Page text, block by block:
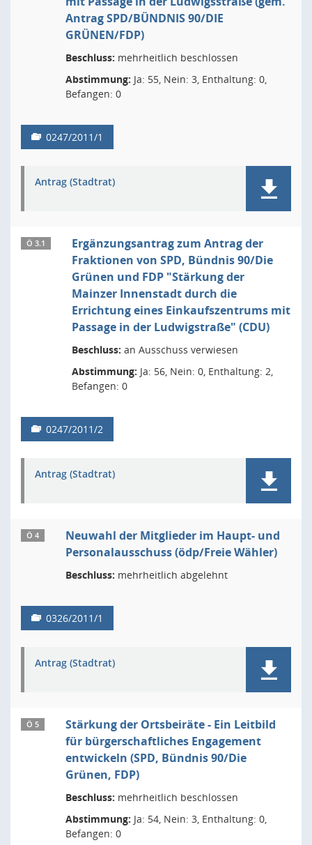
Antrag SPD/BÜNDNIS 90/DIE
GRÜNEN/FDP)
Beschluss: mehrheitlich beschlossen
Abstimmung: Ja: 55, Nein: 3, Enthaltung: 0,
Befangen: 0
0247/2011/1
Antrag (Stadtrat)
Ö 3.1
Ergänzungsantrag zum Antrag der
Fraktionen von SPD, Bündnis 90/Die
Grünen und FDP "Stärkung der
Mainzer Innenstadt durch die
Errichtung eines Einkaufszentrums mit
Passage in der Ludwigstraße" (CDU)
Beschluss: an Ausschuss verwiesen
Abstimmung: Ja: 56, Nein: 0, Enthaltung: 2,
Befangen: 0
0247/2011/2
Antrag (Stadtrat)
Ö 4
Neuwahl der Mitglieder im Haupt- und
Personalausschuss (ödp/Freie Wähler)
Beschluss: mehrheitlich abgelehnt
0326/2011/1
Antrag (Stadtrat)
Ö 5
Stärkung der Ortsbeiräte - Ein Leitbild
für bürgerschaftliches Engagement
entwickeln (SPD, Bündnis 90/Die
Grünen, FDP)
Beschluss: mehrheitlich beschlossen
Abstimmung: Ja: 54, Nein: 3, Enthaltung: 0,
Befangen: 0